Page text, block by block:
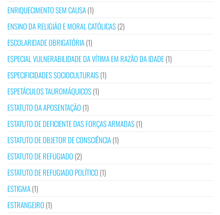
ENRIQUECIMENTO SEM CAUSA(1)
ENSINO DA RELIGIÃO E MORAL CATÓLICAS(2)
ESCOLARIDADE OBRIGATÓRIA(1)
ESPECIAL VULNERABILIDADE DA VÍTIMA EM RAZÃO DA IDADE(1)
ESPECIFICIDADES SOCIOCULTURAIS(1)
ESPETÁCULOS TAUROMÁQUICOS(1)
ESTATUTO DA APOSENTAÇÃO (1)
ESTATUTO DE DEFICIENTE DAS FORÇAS ARMADAS(1)
ESTATUTO DE OBJETOR DE CONSCIÊNCIA(1)
ESTATUTO DE REFUGIADO (2)
ESTATUTO DE REFUGIADO POLÍTICO (1)
ESTIGMA(1)
ESTRANGEIRO (1)